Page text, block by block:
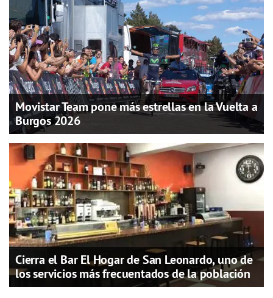
Movistar Team pone más estrellas en la Vuelta a
Burgos 2026
Cierra el Bar El Hogar de San Leonardo, uno de
los servicios más frecuentados de la población